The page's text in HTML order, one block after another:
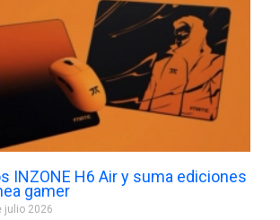
INZONE H6 Air y suma ediciones
gamer
julio 2026